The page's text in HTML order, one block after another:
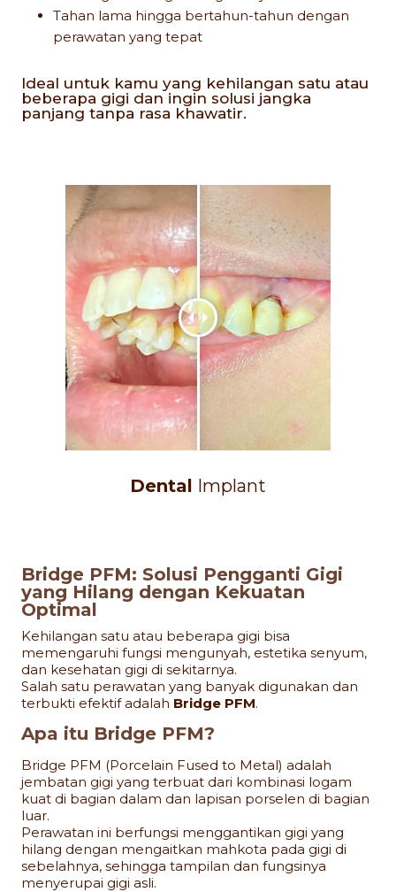
Tahan lama hingga bertahun-tahun dengan
perawatan yang tepat
Ideal untuk kamu yang kehilangan satu atau
beberapa gigi dan ingin solusi jangka
panjang tanpa rasa khawatir.
Dental Implant
Bridge PFM: Solusi Pengganti Gigi
yang Hilang dengan Kekuatan
Optimal
Kehilangan satu atau beberapa gigi bisa
memengaruhi fungsi mengunyah, estetika senyum,
dan kesehatan gigi di sekitarnya.
Salah satu perawatan yang banyak digunakan dan
terbukti efektif adalah Bridge PFM.
Apa itu Bridge PFM?
Bridge PFM (Porcelain Fused to Metal) adalah
jembatan gigi yang terbuat dari kombinasi logam
kuat di bagian dalam dan lapisan porselen di bagian
luar.
Perawatan ini berfungsi menggantikan gigi yang
hilang dengan mengaitkan mahkota pada gigi di
sebelahnya, sehingga tampilan dan fungsinya
menyerupai gigi asli.